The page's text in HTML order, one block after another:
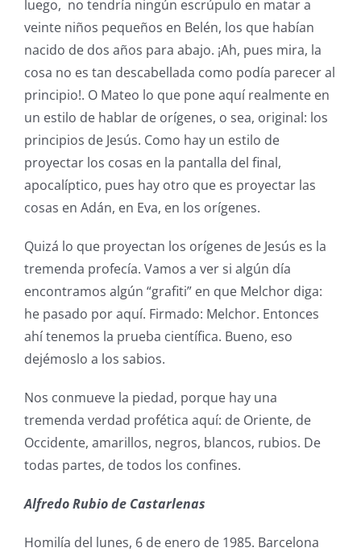
luego, no tendría ningún escrúpulo en matar a
veinte niños pequeños en Belén, los que habían
nacido de dos años para abajo. ¡Ah, pues mira, la
cosa no es tan descabellada como podía parecer al
principio!. O Mateo lo que pone aquí realmente en
un estilo de hablar de orígenes, o sea, original: los
principios de Jesús. Como hay un estilo de
proyectar los cosas en la pantalla del final,
apocalíptico, pues hay otro que es proyectar las
cosas en Adán, en Eva, en los orígenes.
Quizá lo que proyectan los orígenes de Jesús es la
tremenda profecía. Vamos a ver si algún día
encontramos algún “grafiti” en que Melchor diga:
he pasado por aquí. Firmado: Melchor. Entonces
ahí tenemos la prueba científica. Bueno, eso
dejémoslo a los sabios.
Nos conmueve la piedad, porque hay una
tremenda verdad profética aquí: de Oriente, de
Occidente, amarillos, negros, blancos, rubios. De
todas partes, de todos los confines.
Alfredo Rubio de Castarlenas
Homilía del lunes, 6 de enero de 1985. Barcelona